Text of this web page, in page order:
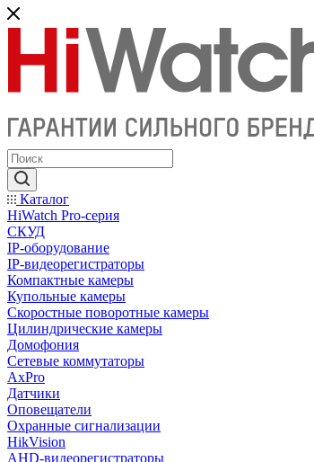
Каталог
HiWatch Pro-серия
CКУД
IP-оборудование
IP-видеорегистраторы
Компактные камеры
Купольные камеры
Скоростные поворотные камеры
Цилиндрические камеры
Домофония
Сетевые коммутаторы
AxPro
Датчики
Оповещатели
Охранные сигнализации
HikVision
AHD-видеорегистраторы